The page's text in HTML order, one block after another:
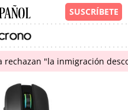
rechazan "la inmigración